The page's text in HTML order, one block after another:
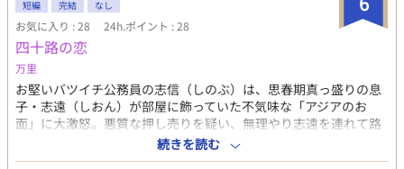
原悠 Yu Miyahara 174cm 黒髪、黒目がちな二重の瞳 単純で甘えん
坊 恥ずかしがやり屋 2年生CBセンターバック 沢海直哉 Naoya
Soumi 187cm 少し茶髪、色素薄めで切れ長の茶色の瞳 普段はコ
ンタクト イケメンの意地悪 2年生MFボランチ 藤本圭一 Keiichi
Hujimoto 175cm 黒髪、奥二重 意外に細マッチョな身体で短髪 ゲ
ームキャプテン 1年生FWセンターフォワード 松下亮平 Ryohei
Matsushita 186cm 黒髪、少しだけパーマ 普段からおっとりして
ニコニコしている 一重 3年生MFサイドハーフ 登坂大志 Taishi
oborisaka 180cm 茶髪 ボール捌きには定評がある 宮原と同じポ
短編 完結 なし
お気に入り : 28 24h.ポイント : 28
四十路の恋
万里
お堅いバツイチ公務員の志信（しのぶ）は、思春期真っ盛りの息
子・志遠（しおん）が部屋に飾っていた不気味な「アジアのお
面」に大激怒。悪質な押し売りを疑い、無理やり志遠を連れて路
地裏の怪しい雑貨屋『ナマステ堂』へと乗り込む。 そこにいたの
は、ド派手な柄シャツにサングラス、じゃらじゃらとピアスをつ
続きを読む